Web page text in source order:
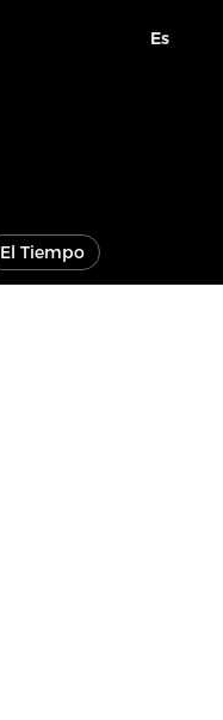
Es
El Tiempo